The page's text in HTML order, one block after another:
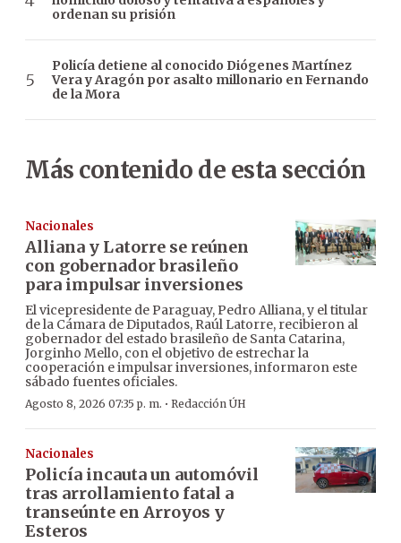
ordenan su prisión
Policía detiene al conocido Diógenes Martínez
Vera y Aragón por asalto millonario en Fernando
de la Mora
Más contenido de esta sección
Nacionales
Alliana y Latorre se reúnen
con gobernador brasileño
para impulsar inversiones
El vicepresidente de Paraguay, Pedro Alliana, y el titular
de la Cámara de Diputados, Raúl Latorre, recibieron al
gobernador del estado brasileño de Santa Catarina,
Jorginho Mello, con el objetivo de estrechar la
cooperación e impulsar inversiones, informaron este
sábado fuentes oficiales.
Agosto 8, 2026 07:35 p. m. · Redacción ÚH
Nacionales
Policía incauta un automóvil
tras arrollamiento fatal a
transeúnte en Arroyos y
Esteros